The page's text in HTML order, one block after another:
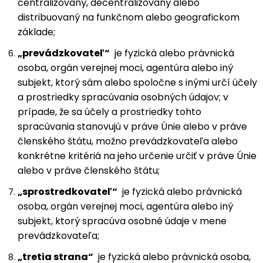
distribuovaný na funkčnom alebo geografickom
základe;
„prevádzkovateľ“ je fyzická alebo právnická
osoba, orgán verejnej moci, agentúra alebo iný
subjekt, ktorý sám alebo spoločne s inými určí účely
a prostriedky spracúvania osobných údajov; v
prípade, že sa účely a prostriedky tohto
spracúvania stanovujú v práve Únie alebo v práve
členského štátu, možno prevádzkovateľa alebo
konkrétne kritériá na jeho určenie určiť v práve Únie
alebo v práve členského štátu;
„sprostredkovateľ“ je fyzická alebo právnická
osoba, orgán verejnej moci, agentúra alebo iný
subjekt, ktorý spracúva osobné údaje v mene
prevádzkovateľa;
„tretia strana“ je fyzická alebo právnická osoba,